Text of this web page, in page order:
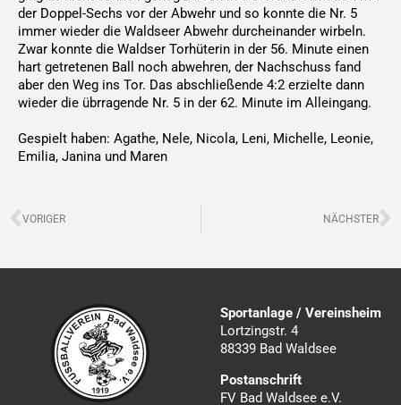
der Doppel-Sechs vor der Abwehr und so konnte die Nr. 5
immer wieder die Waldseer Abwehr durcheinander wirbeln.
Zwar konnte die Waldser Torhüterin in der 56. Minute einen
hart getretenen Ball noch abwehren, der Nachschuss fand
aber den Weg ins Tor. Das abschließende 4:2 erzielte dann
wieder die übrragende Nr. 5 in der 62. Minute im Alleingang.
Gespielt haben: Agathe, Nele, Nicola, Leni, Michelle, Leonie,
Emilia, Janina und Maren
Zurück
VORIGER NÄCHSTER
Sportanlage / Vereinsheim
Lortzingstr. 4
88339 Bad Waldsee
Postanschrift
FV Bad Waldsee e.V.